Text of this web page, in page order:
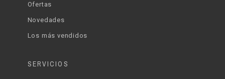
Ofertas
Novedades
Los más vendidos
SERVICIOS